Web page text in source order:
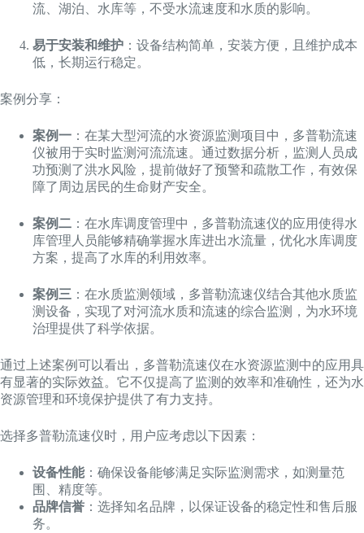
流、湖泊、水库等，不受水流速度和水质的影响。
易于安装和维护 ：设备结构简单，安装方便，且维护成本
低，长期运行稳定。
案例分享：
案例一 ：在某大型河流的水资源监测项目中，多普勒流速
仪被用于实时监测河流流速。通过数据分析，监测人员成
功预测了洪水风险，提前做好了预警和疏散工作，有效保
障了周边居民的生命财产安全。
案例二 ：在水库调度管理中，多普勒流速仪的应用使得水
库管理人员能够精确掌握水库进出水流量，优化水库调度
方案，提高了水库的利用效率。
案例三 ：在水质监测领域，多普勒流速仪结合其他水质监
测设备，实现了对河流水质和流速的综合监测，为水环境
治理提供了科学依据。
通过上述案例可以看出，多普勒流速仪在水资源监测中的应用具
有显著的实际效益。它不仅提高了监测的效率和准确性，还为水
资源管理和环境保护提供了有力支持。
选择多普勒流速仪时，用户应考虑以下因素：
设备性能：确保设备能够满足实际监测需求，如测量范
围、精度等。
品牌信誉 ：选择知名品牌，以保证设备的稳定性和售后服
务。